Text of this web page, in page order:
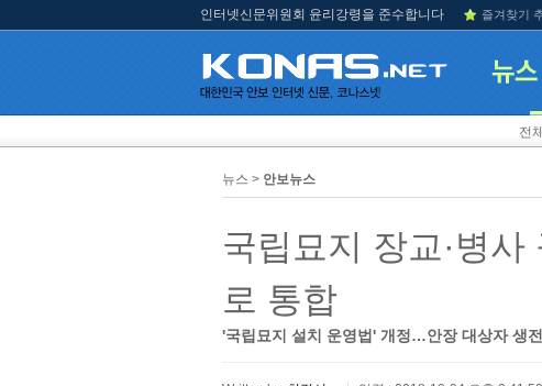
인터넷신문위원회 윤리강령을 준수합니다 즐겨찾기
전
뉴스 > 안보뉴스
국립묘지 장교·병
로 통합
'국립묘지 설치 운영법' 개정…안장 대상자 생